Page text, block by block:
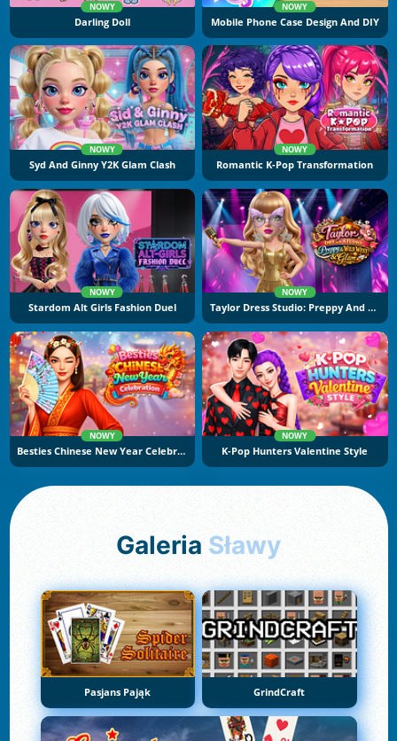
NOWY
Darling Doll
NOWY
Mobile Phone Case Design And DIY
NOWY
Syd And Ginny Y2K Glam Clash
NOWY
Romantic K-Pop Transformation
NOWY
Stardom Alt Girls Fashion Duel
NOWY
Taylor Dress Studio: Preppy And Wild West Glam
NOWY
Besties Chinese New Year Celebration
NOWY
K-Pop Hunters Valentine Style
Galeria Sławy
Pasjans Pająk GrindCraft